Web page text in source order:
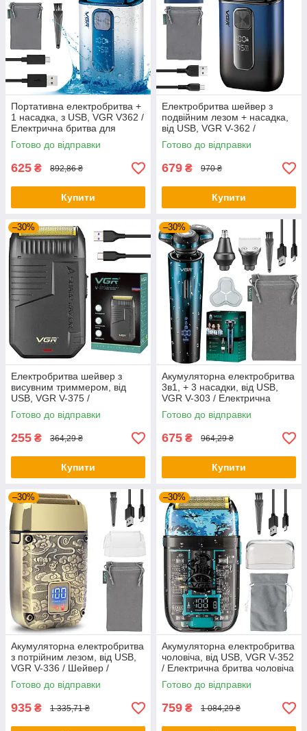
Портативна електробритва +
1 насадка, з USB, VGR V362 /
Електрична бритва для
обличчя / Шейвер для
гоління
Готово до відправки
625 ₴ 892,86 ₴
Купити
Електробритва шейвер з
подвійним лезом + насадка,
від USB, VGR V-362 /
Акумуляторна електробритва
чоловіча
Готово до відправки
679 ₴ 970 ₴
Купити
–30%
Електробритва шейвер з
висувним триммером, від
USB, VGR V-375 /
Акумуляторна електробритва
триммер
Готово до відправки
255 ₴ 364,29 ₴
Купити
–30%
Акумуляторна електробритва
3в1, + 3 насадки, від USB,
VGR V-303 / Електрична
бритва чоловіча / Тример
Готово до відправки
675 ₴ 964,29 ₴
Купити
–30%
Акумуляторна електробритва
з потрійним лезом, від USB,
VGR V-336 / Шейвер /
Електрична бритва чоловіча
Готово до відправки
935 ₴ 1 335,71 ₴
–30%
Акумуляторна електробритва
чоловіча, від USB, VGR V-352
/ Електрична бритва чоловіча
/ Шейвер
Готово до відправки
759 ₴ 1 084,29 ₴